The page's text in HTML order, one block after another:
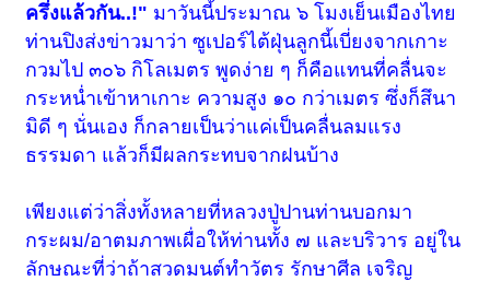
ครึ่งแล้วกัน..!" มาวันนี้ประมาณ ๖ โมงเย็นเมืองไทย
ท่านปิงส่งข่าวมาว่า ซูเปอร์ไต้ฝุ่นลูกนี้เบี่ยงจากเกาะ
กวมไป ๓๐๖ กิโลเมตร พูดง่าย ๆ ก็คือแทนที่คลื่นจะ
กระหน่ำเข้าหาเกาะ ความสูง ๑๐ กว่าเมตร ซึ่งก็สึนา
มิดี ๆ นั่นเอง ก็กลายเป็นว่าแค่เป็นคลื่นลมแรง
ธรรมดา แล้วก็มีผลกระทบจากฝนบ้าง
เพียงแต่ว่าสิ่งทั้งหลายที่หลวงปู่ปานท่านบอกมา
กระผม/อาตมภาพเผื่อให้ท่านทั้ง ๗ และบริวาร อยู่ใน
ลักษณะที่ว่าถ้าสวดมนต์ทำวัตร รักษาศีล เจริญ